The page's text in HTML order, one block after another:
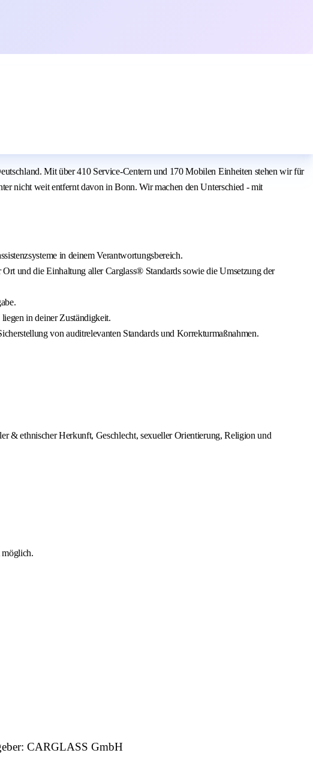
Mit über 410 Service-Centern und 170 Mobilen Einheiten stehen wir für
nicht weit entfernt davon in Bonn. Wir machen den Unterschied - mit
in deinem Verantwortungsbereich.
und die Einhaltung aller Carglass® Standards sowie die Umsetzung der
in deiner Zuständigkeit.
von auditrelevanten Standards und Korrekturmaßnahmen.
& ethnischer Herkunft, Geschlecht, sexueller Orientierung, Religion und
möglich.
CARGLASS GmbH